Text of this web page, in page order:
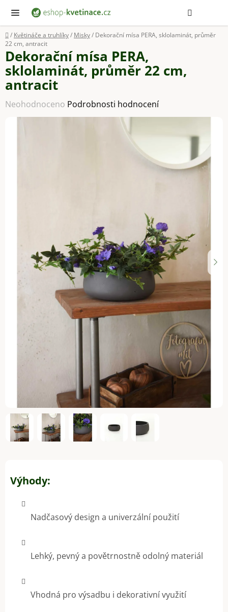
obsah
Domů
/ Květináče a truhlíky/ Misky/ Dekorační mísa PERA, sklolaminát, průměr
22 cm, antracit
Výhody:
Nadčasový design a univerzální použití
Lehký, pevný a povětrnostně odolný materiál
Vhodná pro výsadbu i dekorativní využití
Dekorační mísa PERA,
sklolaminát, průměr 22 cm,
antracit
Průměrné
hodnocení
Neohodnoceno Podrobnosti hodnocení